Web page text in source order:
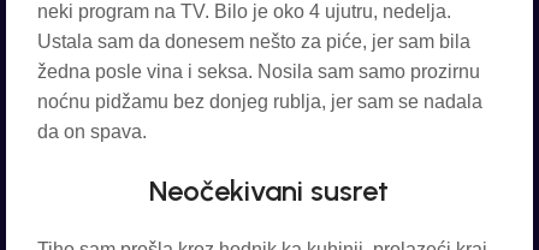
neki program na TV. Bilo je oko 4 ujutru, nedelja.
Ustala sam da donesem nešto za piće, jer sam bila
žedna posle vina i seksa. Nosila sam samo prozirnu
noćnu pidžamu bez donjeg rublja, jer sam se nadala
da on spava.
Neočekivani susret